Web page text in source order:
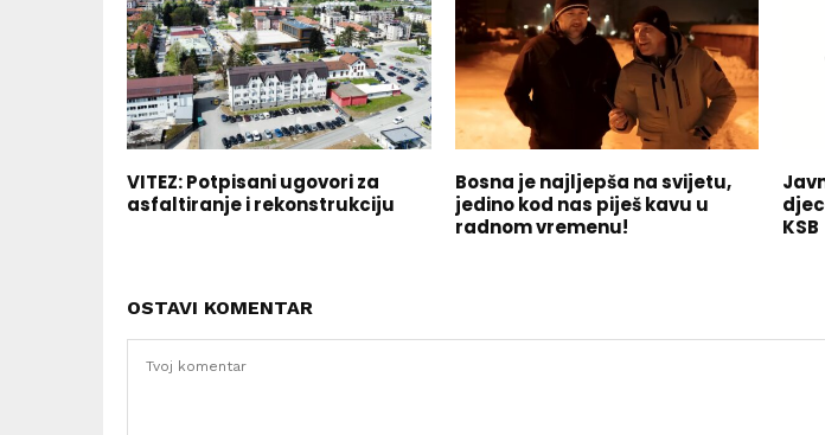
VITEZ: Potpisani ugovori za
asfaltiranje i rekonstrukciju
Bosna je najljepša na svijetu,
jedino kod nas piješ kavu u
radnom vremenu!
KSB
OSTAVI KOMENTAR